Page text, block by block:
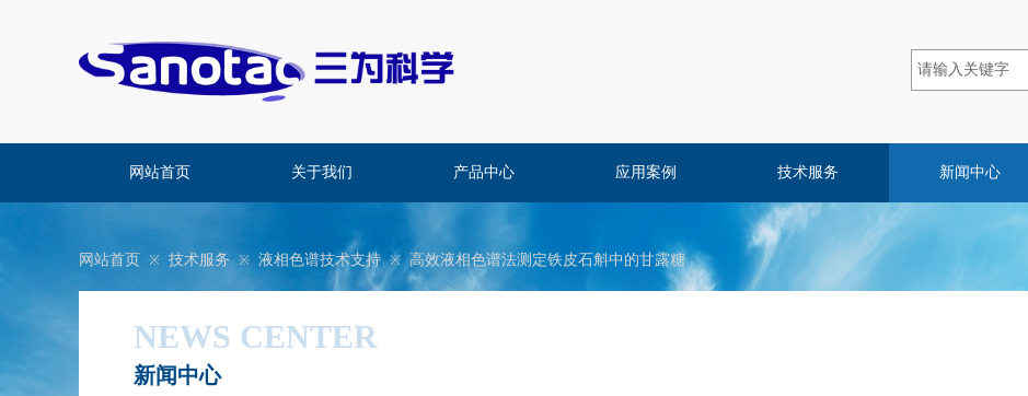
网站首页 关于我们 产品中心 应用案例 技术服务 新闻中心
网站首页 ※ 技术服务 ※ 液相色谱技术支持 ※ 高效液相色谱法测定铁皮石斛中的甘露糖
NEWS CENTER
新闻中心